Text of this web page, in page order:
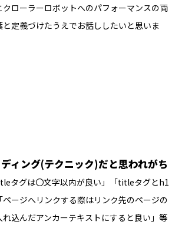
ローラーロボットへのパフォーマンスの両
定義づけたうえでお話ししたいと思いま
ィング(テクニック)だと思われがち
タグは〇文字以内が良い」「titleタグとh1
ージへリンクする際はリンク先のページの
込んだアンカーテキストにすると良い」等